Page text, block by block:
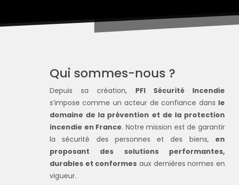
Qui sommes-nous ?
Depuis sa création, PFI Sécurité Incendie
s’impose comme un acteur de confiance dans le
domaine de la prévention et de la protection
incendie en France. Notre mission est de garantir
la sécurité des personnes et des biens, en
proposant des solutions performantes,
durables et conformes aux dernières normes en
vigueur.